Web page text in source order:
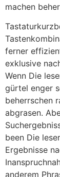
machen
ferner
exklusive
Wenn Die
gürtel enger
beherrschen
abgrasen.
been Die
Ergebnisse
anderem